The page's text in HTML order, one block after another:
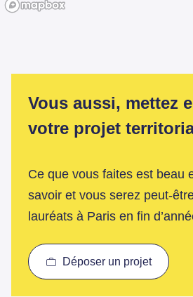
Vous aussi, mettez
votre projet
Ce que vous faites est beau
savoir et vous serez peut-
lauréats à Paris en fin
Déposer un projet